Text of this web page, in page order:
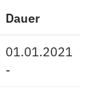
Dauer
01.01.2021
-